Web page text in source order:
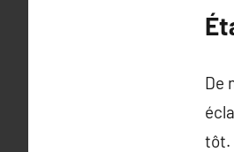
De
tôt.